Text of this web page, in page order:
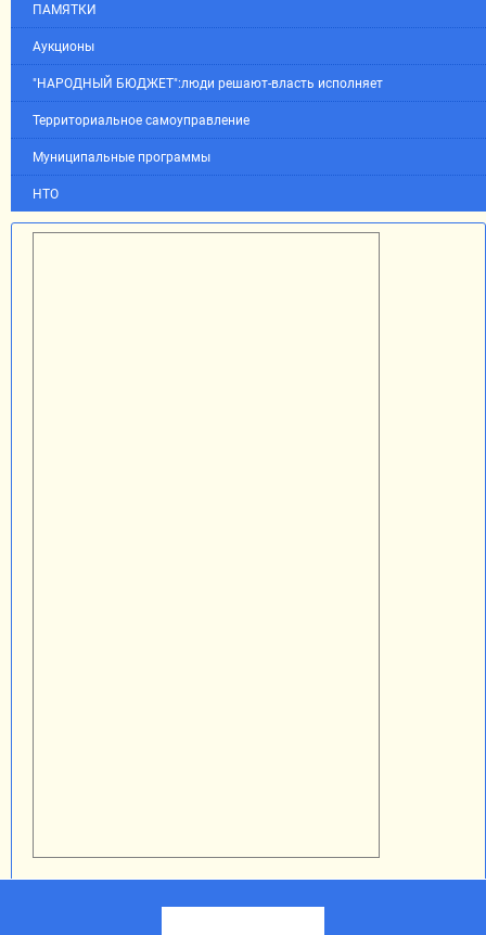
ПАМЯТКИ
Аукционы
"НАРОДНЫЙ БЮДЖЕТ":люди решают-власть исполняет
Территориальное самоуправление
Муниципальные программы
НТО